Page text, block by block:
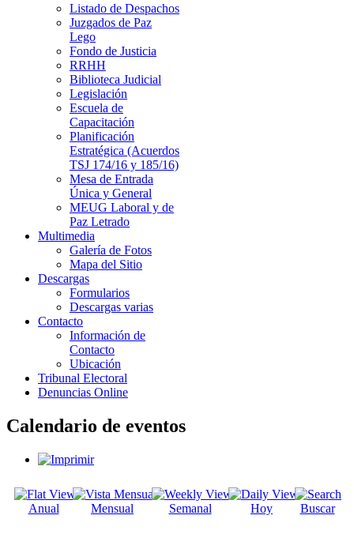
Listado de Despachos
Juzgados de Paz
Lego
Fondo de Justicia
RRHH
Biblioteca Judicial
Legislación
Escuela de
Capacitación
Planificación
Estratégica (Acuerdos
TSJ 174/16 y 185/16)
Mesa de Entrada
Única y General
MEUG Laboral y de
Paz Letrado
Multimedia
Galería de Fotos
Mapa del Sitio
Descargas
Formularios
Descargas varias
Contacto
Información de
Contacto
Ubicación
Tribunal Electoral
Denuncias Online
Calendario de eventos
Anual Mensual Semanal Hoy Buscar